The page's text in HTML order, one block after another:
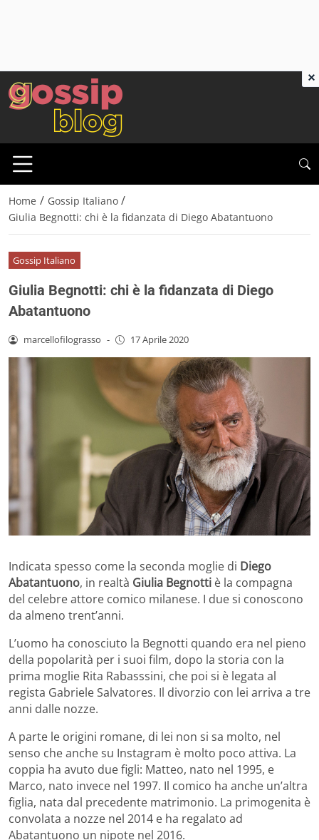
Home / Gossip Italiano /
Giulia Begnotti: chi è la fidanzata di Diego Abatantuono
Gossip Italiano
Giulia Begnotti: chi è la fidanzata di Diego
Abatantuono
marcellofilograsso - 17 Aprile 2020
Indicata spesso come la seconda moglie di Diego
Abatantuono, in realtà Giulia Begnotti è la compagna
del celebre attore comico milanese. I due si conoscono
da almeno trent’anni.
L’uomo ha conosciuto la Begnotti quando era nel pieno
della popolarità per i suoi film, dopo la storia con la
prima moglie Rita Rabasssini, che poi si è legata al
regista Gabriele Salvatores. Il divorzio con lei arriva a tre
anni dalle nozze.
A parte le origini romane, di lei non si sa molto, nel
senso che anche su Instagram è molto poco attiva. La
coppia ha avuto due figli: Matteo, nato nel 1995, e
Marco, nato invece nel 1997. Il comico ha anche un’altra
figlia, nata dal precedente matrimonio. La primogenita è
convolata a nozze nel 2014 e ha regalato ad
Abatantuono un nipote nel 2016.
×